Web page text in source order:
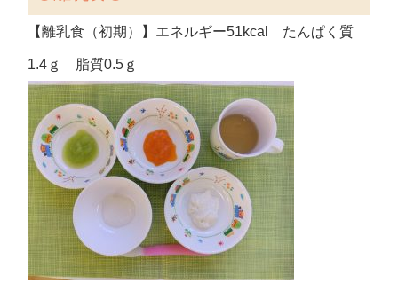
【離乳食（初期）】エネルギー51kcal たんぱく質
1.4ｇ 脂質0.5ｇ